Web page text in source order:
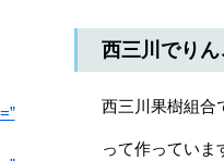
西三川でり
西三川果樹組合
って作っていま